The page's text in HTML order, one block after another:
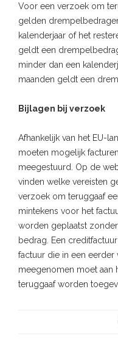
Voor een verzoek om
gelden
kalenderjaar of het
geldt een
minder dan een
maanden geldt een
Bijlagen bij verzoek
Afhankelijk van het EU-
moeten mogelijk
meegestuurd. Op de
vinden welke vereisten
verzoek om teruggaaf
mintekens voor het
worden geplaatst
bedrag. Een
factuur die in een
meegenomen moet aan
teruggaaf worden